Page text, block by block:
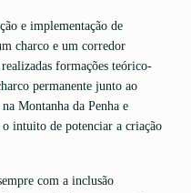
e implementação de
charco e um corredor
formações teórico-
permanente junto ao
Montanha da Penha e
intuito de potenciar a criação
com a inclusão